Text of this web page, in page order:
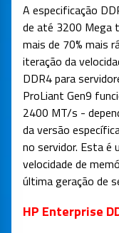
A especificação
de até 3200 Mega
mais de 70% mais
iteração da
DDR4 para
ProLiant Gen9
2400 MT/s -
da versão
no servidor. Esta é
velocidade de
última geração de
HP Enterprise